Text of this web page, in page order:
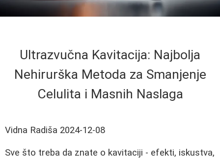
Ultrazvučna Kavitacija: Najbolja
Nehirurška Metoda za Smanjenje
Celulita i Masnih Naslaga
Vidna Radiša 2024-12-08
Sve što treba da znate o kavitaciji - efekti, iskustva,